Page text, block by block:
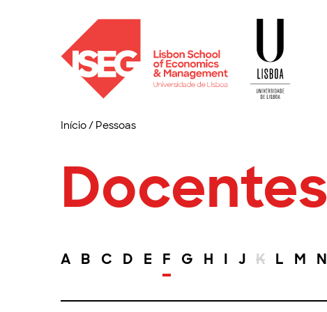
Início/ Pessoas
Docentes
A B C D E F G H I J K L M N